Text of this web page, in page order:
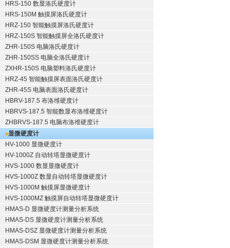
HRS-150 数显洛氏硬度计
HRS-150M 触摸屏洛氏硬度计
HRZ-150 智能触摸屏洛氏硬度计
HRZ-150S 智能触摸屏全洛氏硬度计
ZHR-150S 电脑洛氏硬度计
ZHR-150SS 电脑全洛氏硬度计
ZXHR-150S 电脑塑料洛氏硬度计
HRZ-45 智能触摸屏表面洛氏硬度计
ZHR-45S 电脑表面洛氏硬度计
HBRV-187.5 布洛维硬度计
HBRVS-187.5 智能数显布洛维硬度计
ZHBRVS-187.5 电脑布洛维硬度计
显微硬度计
HV-1000 显微硬度计
HV-1000Z 自动转塔显微硬度计
HVS-1000 数显显微硬度计
HVS-1000Z 数显自动转塔显微硬度计
HVS-1000M 触摸屏显微硬度计
HVS-1000MZ 触摸屏自动转塔显微硬度计
HMAS-D 显微硬度计测量分析系统
HMAS-DS 显微硬度计测量分析系统
HMAS-DSZ 显微硬度计测量分析系统
HMAS-DSM 显微硬度计测量分析系统